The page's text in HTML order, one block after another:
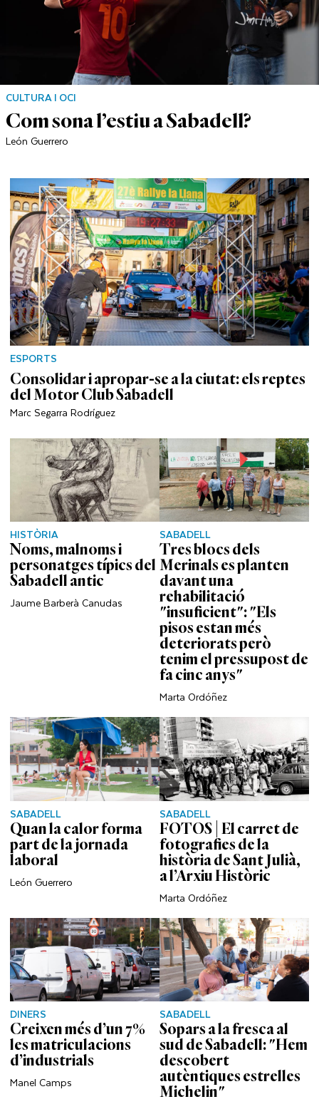
CULTURA I OCI
Com sona l’estiu a Sabadell?
León Guerrero
ESPORTS
Consolidar i apropar-se a la ciutat: els reptes
del Motor Club Sabadell
Marc Segarra Rodríguez
HISTÒRIA
Noms, malnoms i
personatges típics del
Sabadell antic
Jaume Barberà Canudas
SABADELL
Tres blocs dels
Merinals es planten
davant una
rehabilitació
"insuficient": "Els
pisos estan més
deteriorats però
tenim el pressupost de
fa cinc anys"
Marta Ordóñez
SABADELL
Quan la calor forma
part de la jornada
laboral
León Guerrero
SABADELL
FOTOS | El carret de
fotografies de la
història de Sant Julià,
a l’Arxiu Històric
Marta Ordóñez
DINERS
Creixen més d’un 7%
les matriculacions
d’industrials
Manel Camps
SABADELL
Sopars a la fresca al
sud de Sabadell: "Hem
descobert
autèntiques estrelles
Michelin"